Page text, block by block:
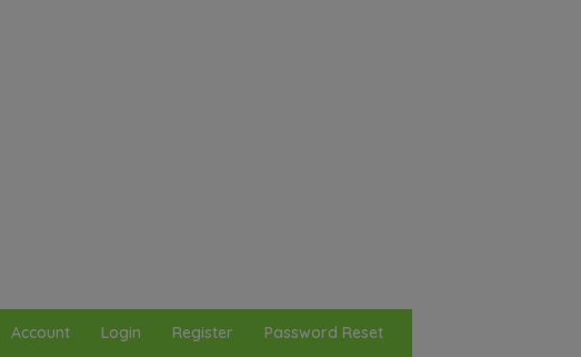
Account Login Register Password Reset